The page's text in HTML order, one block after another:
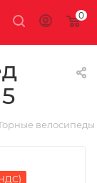
0
Горные велосипеды